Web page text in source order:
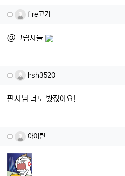
fire고기님의 댓글
fire고기
@그림자들
hsh3520님의 댓글
hsh3520
판사님 너도 봤잖아요!
아이린님의 댓글
아이린